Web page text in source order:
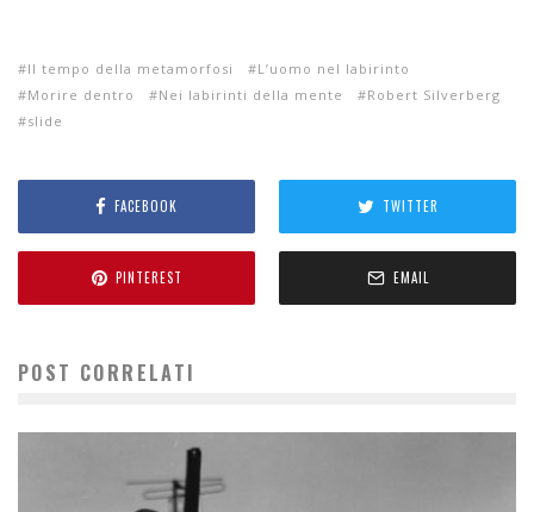
Il tempo della metamorfosi
L’uomo nel labirinto
Morire dentro
Nei labirinti della mente
Robert Silverberg
slide
FACEBOOK TWITTER
PINTEREST EMAIL
POST CORRELATI